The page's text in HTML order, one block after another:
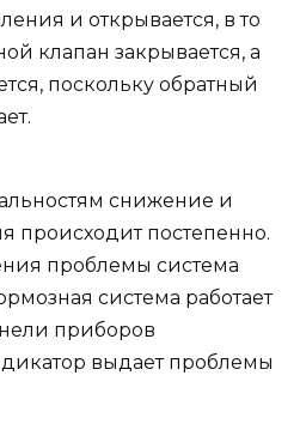
и открывается, в то
клапан закрывается, а
поскольку обратный
снижение и
происходит постепенно.
проблемы система
система работает
приборов
выдает проблемы